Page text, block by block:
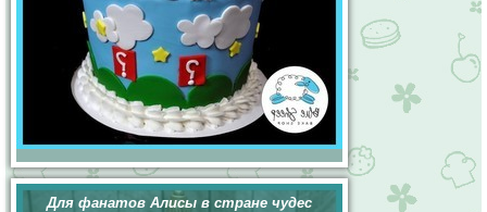
Для фанатов Алисы в стране чудес